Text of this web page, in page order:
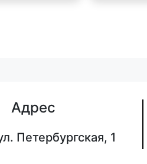
Адрес
Петербургская, 1